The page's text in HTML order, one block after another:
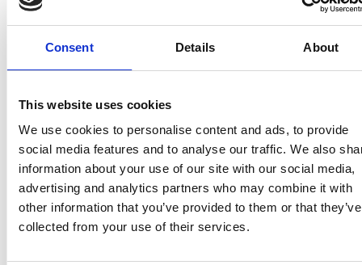
Consent Details About
This website uses cookies
We use cookies to personalise content and ads, to provide
social media features and to analyse our traffic. We also
information about your use of our site with our social media,
advertising and analytics partners who may combine it with
other information that you’ve provided to them or that they’ve
collected from your use of their services.
Nel primo semestre è aumentata fortemente la